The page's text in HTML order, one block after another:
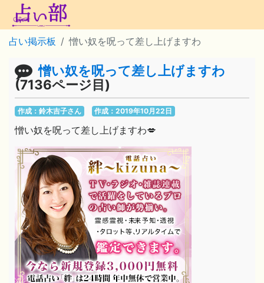
占い掲示板 憎い奴を呪って差し上げますわ
憎い奴を呪って差し上げますわ
(7136ページ目)
作成：鈴木吉子さん 作成：2019年10月22日
憎い奴を呪って差し上げますわ💋